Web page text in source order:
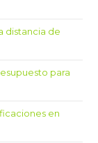
distancia de
para
en